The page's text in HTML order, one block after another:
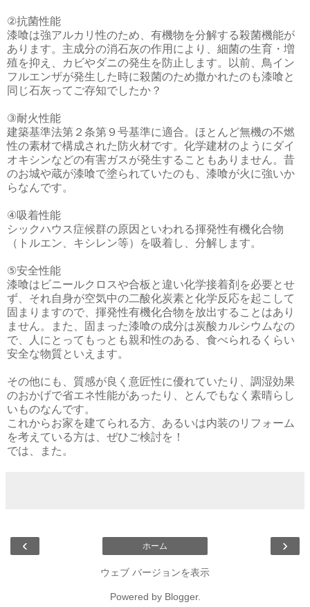
②抗菌性能
漆喰は強アルカリ性のため、有機物を分解する殺菌機能が
あります。主成分の消石灰の作用により、細菌の生育・増
殖を抑え、カビやダニの発生を防止します。以前、鳥イン
フルエンザが発生した時に殺菌のため撒かれたのも漆喰と
同じ石灰ってご存知でしたか？
③耐火性能
建築基準法第２条第９号基準に適合。ほとんど無機の不燃
性の素材で構成された防火材です。化学建材のようにダイ
オキシンなどの有害ガスが発生することもありません。昔
のお城や蔵が漆喰で塗られていたのも、漆喰が火に強いか
らなんです。
④吸着性能
シックハウス症候群の原因といわれる揮発性有機化合物
（トルエン、キシレン等）を吸着し、分解します。
⑤安全性能
漆喰はビニールクロスや合板と違い化学接着剤を必要とせ
ず、それ自身が空気中の二酸化炭素と化学反応を起こして
固まりますので、揮発性有機化合物を放出することはあり
ません。また、固まった漆喰の成分は炭酸カルシウムなの
で、人にとってもっとも親和性のある、食べられるくらい
安全な物質といえます。
その他にも、質感が良く意匠性に優れていたり、調湿効果
のおかげで省エネ性能があったり、とんでもなく素晴らし
いものなんです。
これからお家を建てられる方、あるいは内装のリフォーム
を考えている方は、ぜひご検討を！
では、また。
‹ ›
ホーム
ウェブ バージョンを表示
Powered by Blogger.